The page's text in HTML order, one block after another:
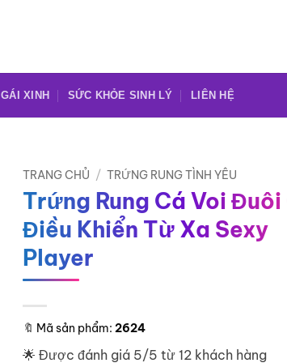
GÁI XINH SỨC KHỎE SINH LÝ LIÊN HỆ
TRANG CHỦ / TRỨNG RUNG TÌNH YÊU
Trứng Rung Cá Voi Đuôi
Điều Khiển Từ Xa Sexy
Player
🔖 Mã sản phẩm: 2624
🌟 Được đánh giá 5/5 từ 12 khách hàng